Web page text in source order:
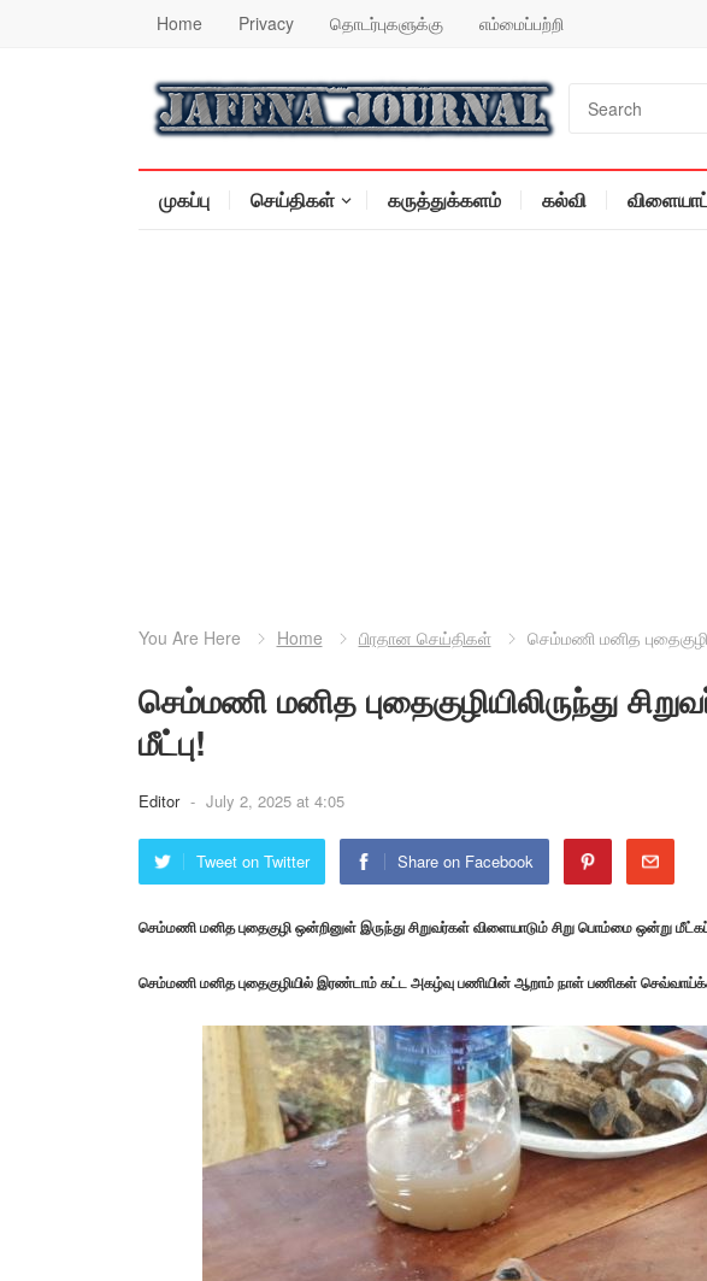
Home Privacy தொடர்புகளுக்கு எம்மைப்பற்றி
முகப்பு செய்திகள் கருத்துக்களம் கல்வி
You Are Here Home பிரதான செய்திகள் செம்மணி மனித
செம்மணி மனித புதைகுழியிலிருந்து
மீட்பு!
Editor - July 2, 2025 at 4:05
Tweet on Twitter Share on Facebook
செம்மணி மனித புதைகுழி ஒன்றினுள் இருந்து சிறுவர்கள் விளையாடும் சிறு பொம்மை ஒன்று
செம்மணி மனித புதைகுழியில் இரண்டாம் கட்ட அகழ்வு பணியின் ஆறாம் நாள் பணிகள்